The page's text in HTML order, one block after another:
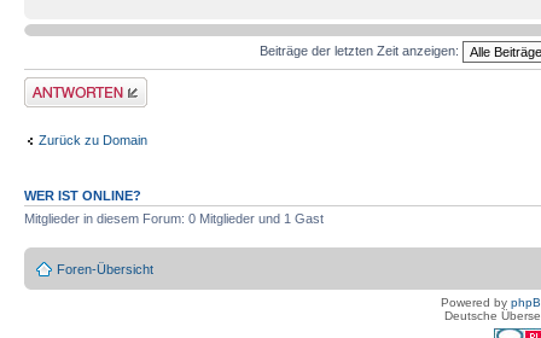
Beiträge der letzten Zeit anzeigen:
Antwort erstellen
Zurück zu Domain
WER IST ONLINE?
Mitglieder in diesem Forum: 0 Mitglieder und 1 Gast
Foren-Übersicht
Powered by
Deutsche